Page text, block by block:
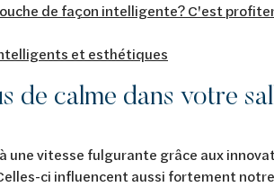
de façon intelligente? C'est
et esthétiques
de calme dans votre
une vitesse fulgurante grâce aux
ci influencent aussi fortement